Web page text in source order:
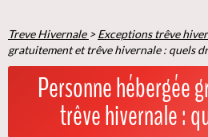
Treve Hivernale >Exceptions trêve
gratuitement et trêve hivernale : quels
Personne hébergée
trêve hivernale :